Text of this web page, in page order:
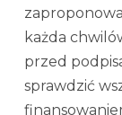
każda
przed
sprawdzić